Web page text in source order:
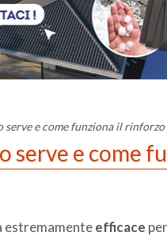
serve e come funziona il
serve e
estremamenteefficace